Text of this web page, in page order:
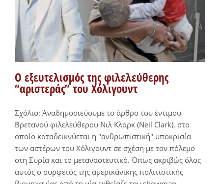
Ο εξευτελισμός της φιλελεύθερης
“αριστεράς” του Χόλιγουντ
Σχόλιο: Αναδημοσιεύουμε το άρθρο του έντιμου
Βρετανού φιλελεύθερου Νιλ Κλαρκ (Neil Clark), στο
οποίο καταδεικνύεται η "ανθρωπιστική" υποκρισία
των αστέρων του Χόλιγουντ σε σχέση με τον πόλεμο
στη Συρία και το μεταναστευτικό. Όπως ακριβώς όλος
αυτός ο συρφετός της αμερικάνικης πολιτιστικής